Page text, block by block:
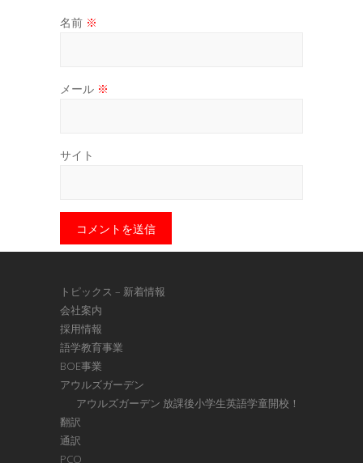
名前 ※
メール ※
サイト
トピックス – 新着情報
会社案内
採用情報
語学教育事業
BOE事業
アウルズガーデン
アウルズガーデン 放課後小学生英語学童開校！
翻訳
通訳
PCO